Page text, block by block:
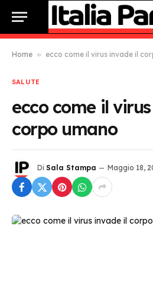
Home » ecco come il virus invade il
SALUTE
ecco come il
corpo umano
Di Sala Stampa Maggio 18,